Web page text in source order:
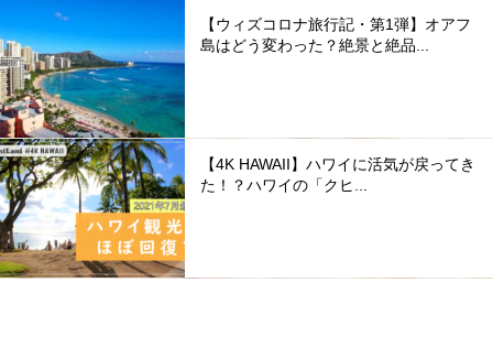
【ウィズコロナ旅行記・第1弾】オアフ
島はどう変わった？絶景と絶品...
【4K HAWAII】ハワイに活気が戻ってき
た！？ハワイの「クヒ...